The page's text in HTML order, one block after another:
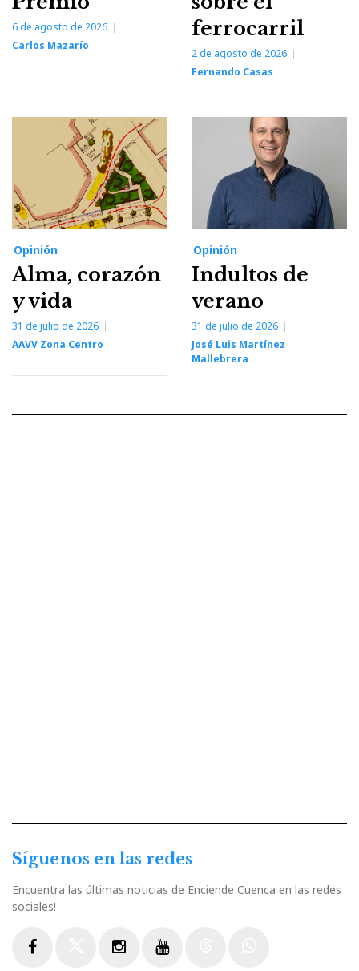
6 de agosto de 2026
Carlos Mazarío
ferrocarril
2 de agosto de 2026
Fernando Casas
Opinión
Alma, corazón
y vida
31 de julio de 2026
AAVV Zona Centro
Opinión
Indultos de
verano
31 de julio de 2026
José Luis Martínez
Mallebrera
Síguenos en las redes
Encuentra las últimas noticias de Enciende Cuenca en las redes
sociales!